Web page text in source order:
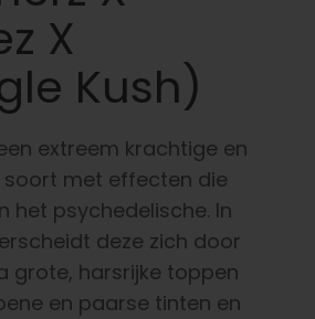
X
Kush)
extreem krachtige en
met effecten die
het psychedelische. In
deze zich door
grote, harsrijke toppen
en paarse tinten en